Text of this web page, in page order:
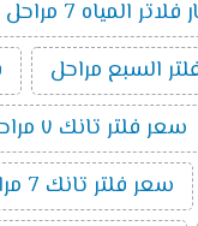
المياه 7 مراحل اكوا جيت
السبع مراحل
سعر فلتر تانك ٧ مراحل
سعر فلتر تانك 7 مراحل تايواني